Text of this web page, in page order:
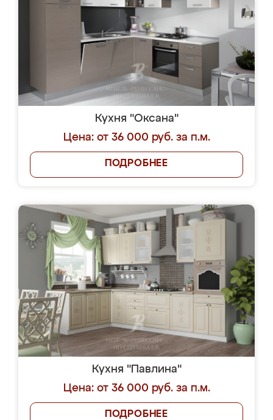
Кухня "Оксана"
Цена: от 36 000 руб. за п.м.
ПОДРОБНЕЕ
Кухня "Павлина"
Цена: от 36 000 руб. за п.м.
ПОДРОБНЕЕ